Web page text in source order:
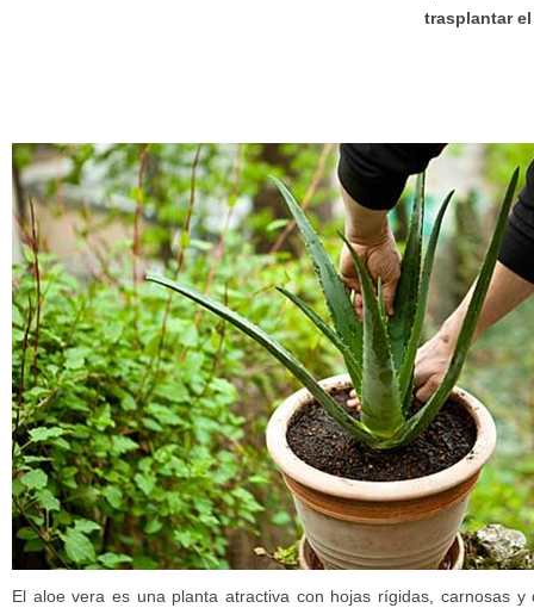
trasplantar
El aloe vera es una planta atractiva con hojas rígidas, carnosas